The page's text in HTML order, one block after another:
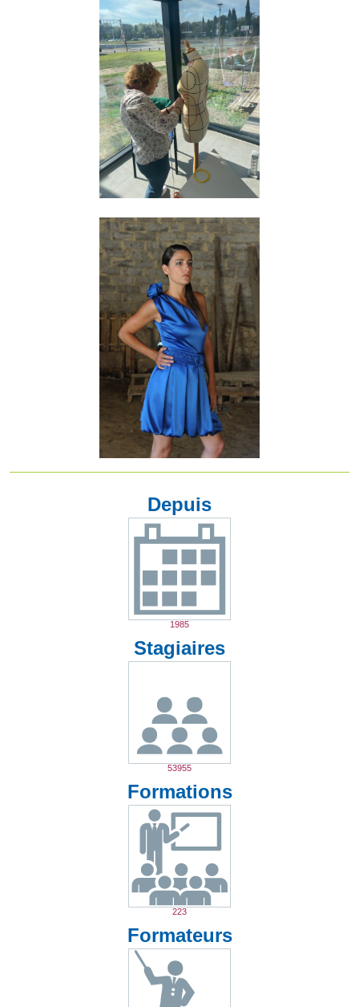
Depuis
1985
Stagiaires
53955
Formations
223
Formateurs